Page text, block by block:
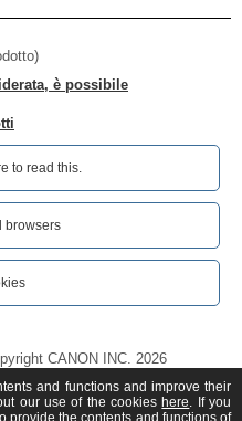
è possibile
to read this.‎
browsers
CANON INC. 2026
and functions and improve their
our use of the cookies here. If you
provide the contents and functions of